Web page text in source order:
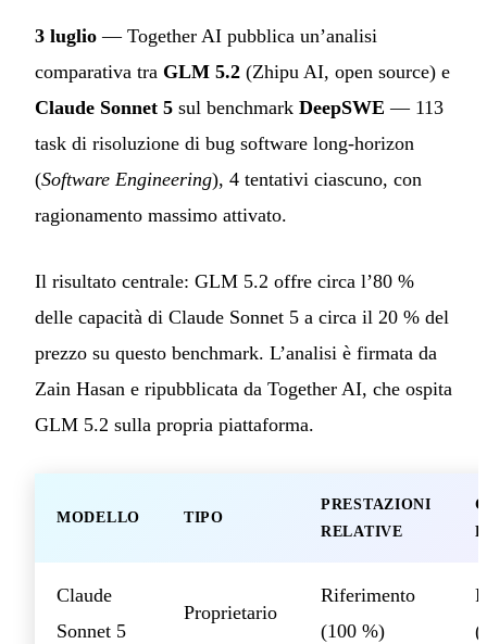
3 luglio — Together AI pubblica un’analisi
comparativa tra GLM 5.2 (Zhipu AI, open source) e
Claude Sonnet 5 sul benchmark DeepSWE — 113
task di risoluzione di bug software long-horizon
(Software Engineering), 4 tentativi ciascuno, con
ragionamento massimo attivato.
Il risultato centrale: GLM 5.2 offre circa l’80 %
delle capacità di Claude Sonnet 5 a circa il 20 % del
prezzo su questo benchmark. L’analisi è firmata da
Zain Hasan e ripubblicata da Together AI, che ospita
GLM 5.2 sulla propria piattaforma.
MODELLO TIPO
PRESTAZIONI
RELATIVE
Claude
Sonnet 5
Proprietario
Riferimento
(100 %)